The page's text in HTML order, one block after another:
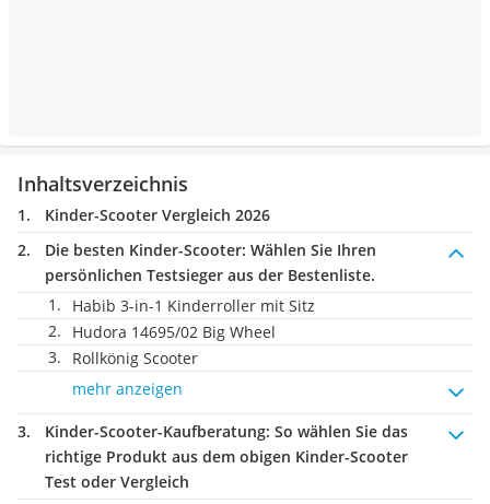
Inhaltsverzeichnis
Kinder-Scooter Vergleich 2026
Die besten Kinder-Scooter: Wählen Sie Ihren
persönlichen Testsieger aus der Bestenliste.
Habib 3-in-1 Kinderroller mit Sitz
Hudora 14695/02 Big Wheel
Rollkönig Scooter
mehr anzeigen
Kinder-Scooter-Kaufberatung: So wählen Sie das
richtige Produkt aus dem obigen Kinder-Scooter
Test oder Vergleich